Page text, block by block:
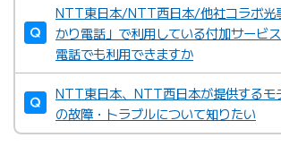
NTT東日本/NTT西日本/他社コラボ光
かり電話」で利用している付加サービ
電話でも利用できますか
NTT東日本、NTT西日本が提供するモ
の故障・トラブルについて知りたい